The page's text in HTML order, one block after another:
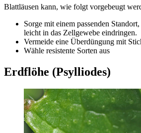
Blattläusen kann, wie folgt vorgebeugt
Sorge mit einem passenden
leicht in das Zellgewebe eindringen.
Vermeide eine Überdüngung mit
Wähle resistente Sorten aus
Erdflöhe (Psylliodes)